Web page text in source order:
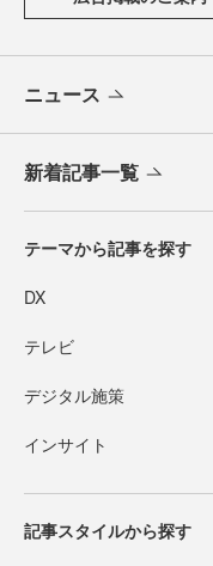
ニュース
新着記事一覧
テーマから記事を探す
DX
テレビ
デジタル施策
インサイト
記事スタイルから探す